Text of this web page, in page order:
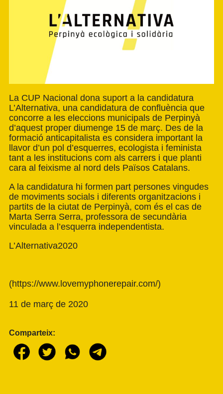
La CUP Nacional dona suport a la candidatura
L’Alternativa, una candidatura de confluència que
concorre a les eleccions municipals de Perpinyà
d’aquest proper diumenge 15 de març. Des de la
formació anticapitalista es considera important la
llavor d’un pol d’esquerres, ecologista i feminista
tant a les institucions com als carrers i que planti
cara al feixisme al nord dels Països Catalans.
A la candidatura hi formen part persones vingudes
de moviments socials i diferents organitzacions i
partits de la ciutat de Perpinyà, com és el cas de
Marta Serra Serra, professora de secundària
vinculada a l’esquerra independentista.
L’Alternativa2020
(https://www.lovemyphonerepair.com/)
11 de març de 2020
Comparteix: